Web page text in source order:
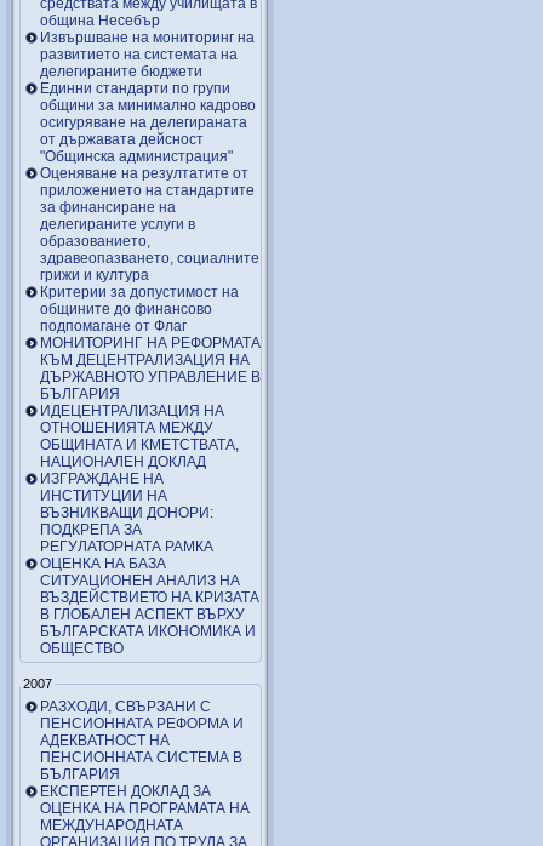
средствата между училищата в
община Несебър
Извършване на мониторинг на
развитието на системата на
делегираните бюджети
Единни стандарти по групи
общини за минимално кадрово
осигуряване на делегираната
от държавата дейсност
"Общинска администрация"
Оценяване на резултатите от
приложението на стандартите
за финансиране на
делегираните услуги в
образованието,
здравеопазването, социалните
грижи и култура
Критерии за допустимост на
общините до финансово
подпомагане от Флаг
МОНИТОРИНГ НА РЕФОРМАТА
КЪМ ДЕЦЕНТРАЛИЗАЦИЯ НА
ДЪРЖАВНОТО УПРАВЛЕНИЕ В
БЪЛГАРИЯ
ИДЕЦЕНТРАЛИЗАЦИЯ НА
ОТНОШЕНИЯТА МЕЖДУ
ОБЩИНАТА И КМЕТСТВАТА,
НАЦИОНАЛЕН ДОКЛАД
ИЗГРАЖДАНЕ НА
ИНСТИТУЦИИ НА
ВЪЗНИКВАЩИ ДОНОРИ:
ПОДКРЕПА ЗА
РЕГУЛАТОРНАТА РАМКА
ОЦЕНКА НА БАЗА
СИТУАЦИОНЕН АНАЛИЗ НА
ВЪЗДЕЙСТВИЕТО НА КРИЗАТА
В ГЛОБАЛЕН АСПЕКТ ВЪРХУ
БЪЛГАРСКАТА ИКОНОМИКА И
ОБЩЕСТВО
2007
РАЗХОДИ, СВЪРЗАНИ С
ПЕНСИОННАТА РЕФОРМА И
АДЕКВАТНОСТ НА
ПЕНСИОННАТА СИСТЕМА В
БЪЛГАРИЯ
ЕКСПЕРТЕН ДОКЛАД ЗА
ОЦЕНКА НА ПРОГРАМАТА НА
МЕЖДУНАРОДНАТА
ОРГАНИЗАЦИЯ ПО ТРУДА ЗА